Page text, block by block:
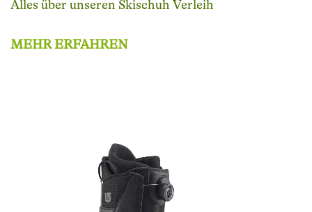
Alles über unseren Skischuh Verleih
MEHR ERFAHREN